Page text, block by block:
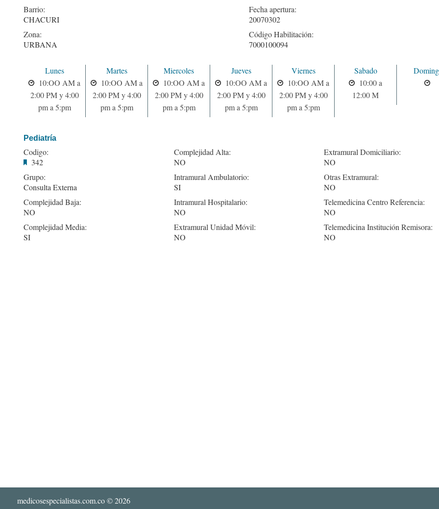
Barrio:
CHACURI
Zona:
URBANA
Fecha apertura:
20070302
Código Habilitación:
7000100094
Lunes
10:OO AM a
2:00 PM y 4:00
pm a 5:pm
Martes
10:OO AM a
2:00 PM y 4:00
pm a 5:pm
Miercoles
10:OO AM a
2:00 PM y 4:00
pm a 5:pm
Jueves
10:OO AM a
2:00 PM y 4:00
pm a 5:pm
Viernes
10:OO AM a
2:00 PM y 4:00
pm a 5:pm
Sabado
10:00 a
12:00 M
Pediatría
Codigo:
342
Grupo:
Consulta Externa
Complejidad Baja:
NO
Complejidad Media:
SI
Complejidad Alta:
NO
Intramural Ambulatorio:
SI
Intramural Hospitalario:
NO
Extramural Unidad Móvil:
NO
Extramural Domiciliario:
NO
Otras Extramural:
NO
Telemedicina Centro Referencia:
NO
Telemedicina Institución Remisora:
NO
medicosespecialistas.com.co© 2026